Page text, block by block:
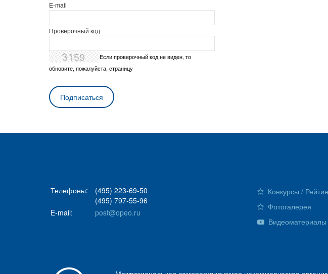
E-mail
Проверочный код
Если проверочный код не виден, то
обновите, пожалуйста, страницу
Телефоны:
(495) 223-69-50
(495) 797-55-96
E-mail:
post@opeo.ru
Конкурсы /
Фотогалерея
Видеоматериалы